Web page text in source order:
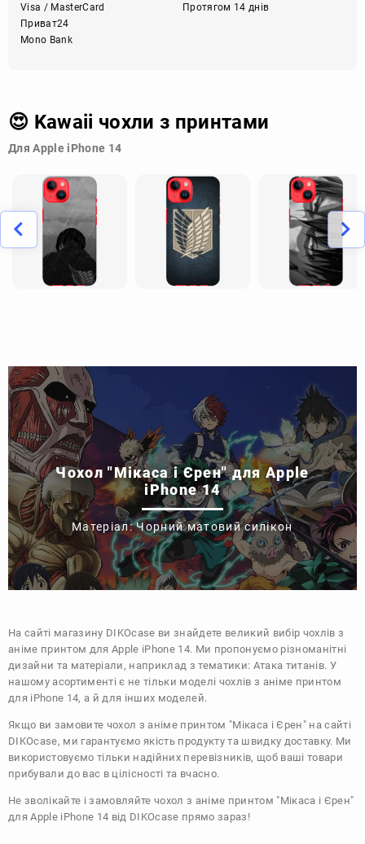
Visa / MasterCard
Приват24
Mono Bank
Протягом 14 днів
😍 Kawaii чохли з принтами
Для Apple iPhone 14
Чохол "Мікаса і Єрен" для Apple
iPhone 14
Матеріал: Чорний матовий силікон
На сайті магазину DIKOcase ви знайдете великий вибір чохлів з
аніме принтом для Apple iPhone 14. Ми пропонуємо різноманітні
дизайни та матеріали, наприклад з тематики: Атака титанів. У
нашому асортименті є не тільки моделі чохлів з аніме принтом
для iPhone 14, а й для інших моделей.
Якщо ви замовите чохол з аніме принтом "Мікаса і Єрен" на сайті
DIKOcase, ми гарантуємо якість продукту та швидку доставку. Ми
використовуємо тільки надійних перевізників, щоб ваші товари
прибували до вас в цілісності та вчасно.
Не зволікайте і замовляйте чохол з аніме принтом "Мікаса і Єрен"
для Apple iPhone 14 від DIKOcase прямо зараз!